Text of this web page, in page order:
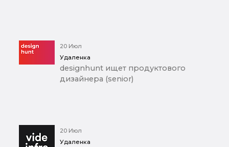
20 Июл
Удаленка
designhunt ищет продуктового
дизайнера (senior)
20 Июл
Удаленка